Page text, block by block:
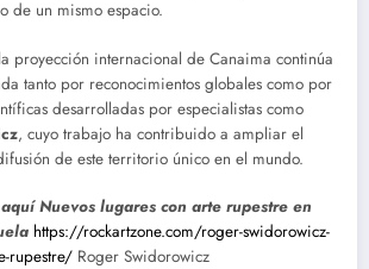
de un mismo espacio.
proyección internacional de Canaima continúa
tanto por reconocimientos globales como por
desarrolladas por especialistas como
, cuyo trabajo ha contribuido a ampliar el
de este territorio único en el mundo.
Nuevos lugares con arte rupestre en
https://rockartzone.com/roger-swidorowicz-
rupestre/ Roger Swidorowicz